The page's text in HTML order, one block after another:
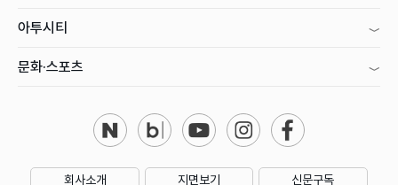
아투시티
문화·스포츠
회사소개 지면보기 신문구독